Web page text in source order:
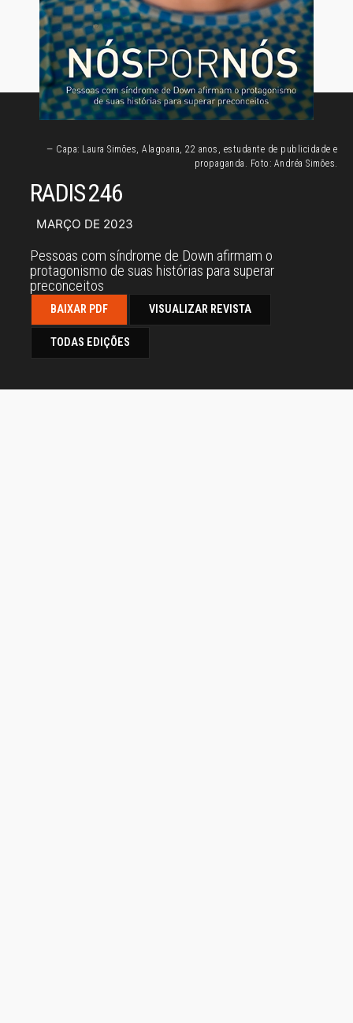
— Capa: Laura Simões, Alagoana, 22 anos, estudante de publicidade e
propaganda. Foto: Andréa Simões.
RADIS 246
MARÇO DE 2023
Pessoas com síndrome de Down afirmam o
protagonismo de suas histórias para superar
preconceitos
BAIXAR PDF VISUALIZAR REVISTA
TODAS EDIÇÕES